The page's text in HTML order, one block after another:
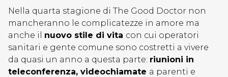
Nella quarta stagione di The Good Doctor non
mancheranno le complicatezze in amore ma
anche il nuovo stile di vita con cui operatori
sanitari e gente comune sono costretti a vivere
da quasi un anno a questa parte: riunioni in
teleconferenza, videochiamate a parenti e